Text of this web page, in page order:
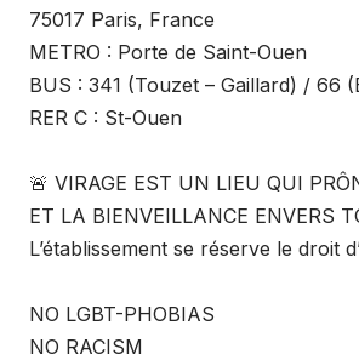
75017 Paris, France
METRO : Porte de Saint-Ouen
BUS : 341 (Touzet – Gaillard) / 66
RER C : St-Ouen
🚨 VIRAGE EST UN LIEU QUI
ET LA BIENVEILLANCE ENVERS
L’établissement se réserve le droit
NO LGBT-PHOBIAS
NO RACISM